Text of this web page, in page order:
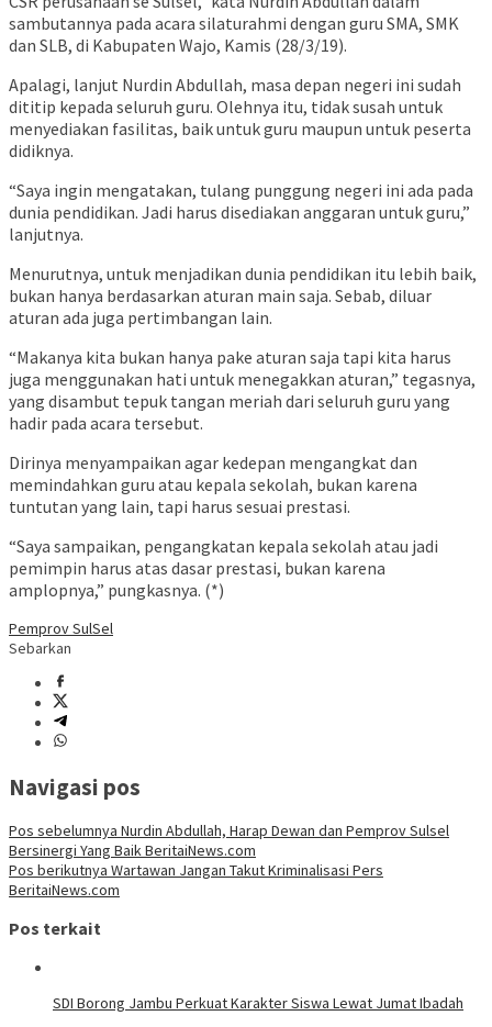
sambutannya pada acara silaturahmi dengan guru SMA, SMK
dan SLB, di Kabupaten Wajo, Kamis (28/3/19).
Apalagi, lanjut Nurdin Abdullah, masa depan negeri ini sudah
dititip kepada seluruh guru. Olehnya itu, tidak susah untuk
menyediakan fasilitas, baik untuk guru maupun untuk peserta
didiknya.
“Saya ingin mengatakan, tulang punggung negeri ini ada pada
dunia pendidikan. Jadi harus disediakan anggaran untuk guru,”
lanjutnya.
Menurutnya, untuk menjadikan dunia pendidikan itu lebih baik,
bukan hanya berdasarkan aturan main saja. Sebab, diluar
aturan ada juga pertimbangan lain.
“Makanya kita bukan hanya pake aturan saja tapi kita harus
juga menggunakan hati untuk menegakkan aturan,” tegasnya,
yang disambut tepuk tangan meriah dari seluruh guru yang
hadir pada acara tersebut.
Dirinya menyampaikan agar kedepan mengangkat dan
memindahkan guru atau kepala sekolah, bukan karena
tuntutan yang lain, tapi harus sesuai prestasi.
“Saya sampaikan, pengangkatan kepala sekolah atau jadi
pemimpin harus atas dasar prestasi, bukan karena
amplopnya,” pungkasnya. (*)
Pemprov SulSel
Sebarkan
Navigasi pos
Pos sebelumnya Nurdin Abdullah, Harap Dewan dan Pemprov Sulsel
Bersinergi Yang Baik BeritaiNews.com
Pos berikutnya Wartawan Jangan Takut Kriminalisasi Pers
BeritaiNews.com
Pos terkait
SDI Borong Jambu Perkuat Karakter Siswa Lewat Jumat Ibadah